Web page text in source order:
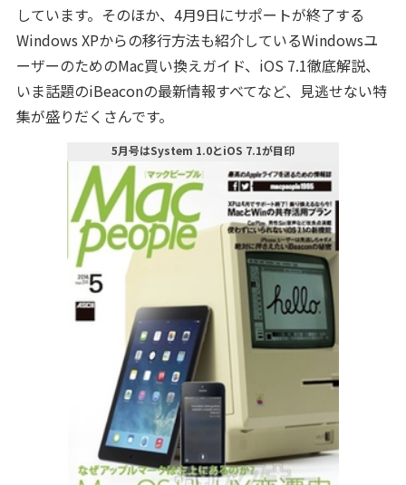
しています。そのほか、4月9日にサポートが終了する
Windows XPからの移行方法も紹介しているWindowsユ
ーザーのためのMac買い換えガイド、iOS 7.1徹底解説、
いま話題のiBeaconの最新情報すべてなど、見逃せない特
集が盛りだくさんです。
5月号はSystem 1.0とiOS 7.1が目印